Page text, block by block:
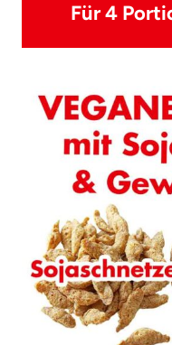
Für 4